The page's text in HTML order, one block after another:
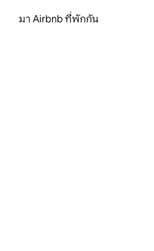
มา Airbnb ที่พักกัน